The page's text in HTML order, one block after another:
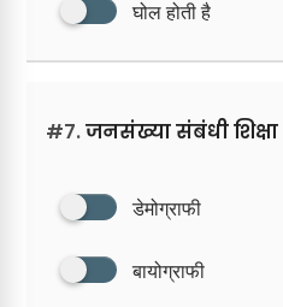
घोल होती है
#7.जनसंख्या संबंधी
डेमोग्राफी
बायोग्राफी